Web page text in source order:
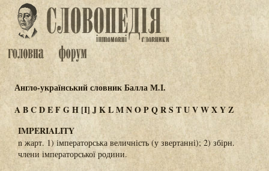
Англо-український словник Балла М.І.
ABCDEFGH[I] JKLMNOPQRSTUVWXYZ
IMPERIALITY
n жарт. 1) імператорська величність (у звертанні); 2) збірн.
члени імператорської родини.